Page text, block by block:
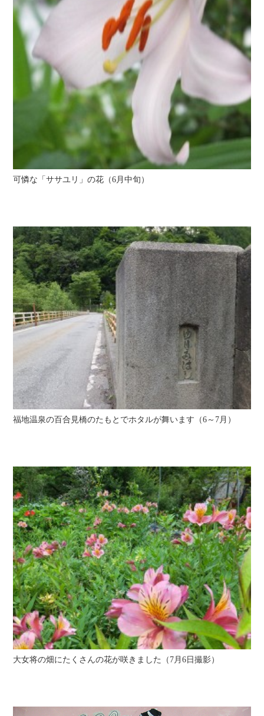
可憐な「ササユリ」の花（6月中旬）
福地温泉の百合見橋のたもとでホタルが舞います（6～7月）
大女将の畑にたくさんの花が咲きました（7月6日撮影）